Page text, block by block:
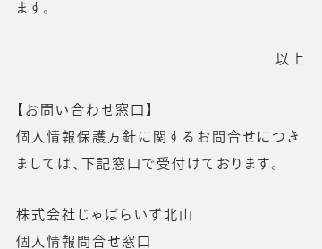
ます。
以上
【お問い合わせ窓口】
個人情報保護方針に関するお問合せにつき
ましては、下記窓口で受付けております。
株式会社じゃばらいず北山
個人情報問合せ窓口